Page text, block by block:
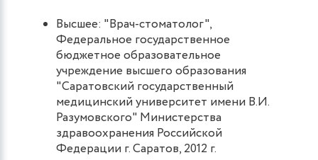
Высшее: "Врач-стоматолог",
Федеральное государственное
бюджетное образовательное
учреждение высшего образования
"Саратовский государственный
медицинский университет имени В.И.
Разумовского" Министерства
здравоохранения Российской
Федерации г. Саратов, 2012 г.